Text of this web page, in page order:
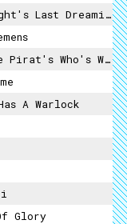
Last Dreaming
Who's Who (Jolly Roger)
A Warlock
Glory